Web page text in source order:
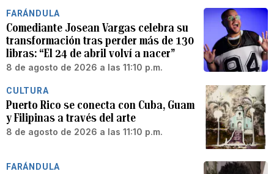
FARÁNDULA
Comediante Josean Vargas celebra su
transformación tras perder más de 130
libras: “El 24 de abril volví a nacer”
8 de agosto de 2026 a las 11:10 p.m.
CULTURA
Puerto Rico se conecta con Cuba, Guam
y Filipinas a través del arte
8 de agosto de 2026 a las 11:10 p.m.
FARÁNDULA